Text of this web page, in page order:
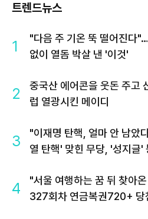
트렌드뉴스
1
"다음 주 기온 뚝 떨어진다
없이 열돔 박살 낸 '이것'
2
중국산 에어콘을 웃돈 주고
럽 열광시킨 메이디
3
"이재명 탄핵, 얼마 안 남았
열 탄핵' 맞힌 무당, '성지글'
4
"서울 여행하는 꿈 뒤 찾아
327회차 연금복권720+ 당